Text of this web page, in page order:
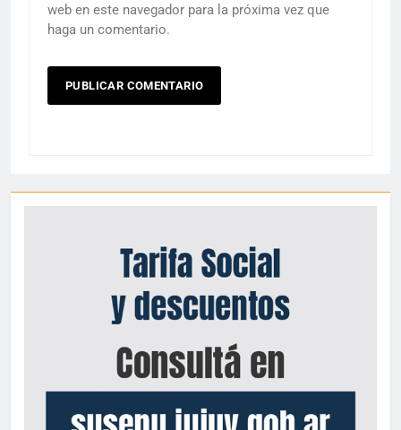
web en este navegador para la próxima vez que
haga un comentario.